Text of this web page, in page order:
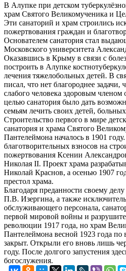
В Алупке при детском
храм Святого Великомученика и
Эти санаторий и храм строились
пожертвования граждан и
Основателем санатория стал
Московского университета
Оказавшись в Крыму в связи с
построить в Алупке
лечения тяжелобольных детей. В
писал, что нет благороднее задачи,
слабого человека здоровым членом
целью санатория было дать
семьям лечить своих детей,
Строительство первого в мире
санатория и храма Святого
Пантелеймона началось в 1901
благотворительных взносов на
пожертвования Ксении
Николая II. Проект храма
Николай Краснов, а осенью 1907
престол храма.
Благодаря преданности своему
П.В. Изергина, а также
обслуживающего персонала,
первой мировой войны и
революции 1917 года, но храм
Пантелеймона весной 1923 года по
закрыт. Открыли его вновь лишь
году. После долгого запустения
богослужения.